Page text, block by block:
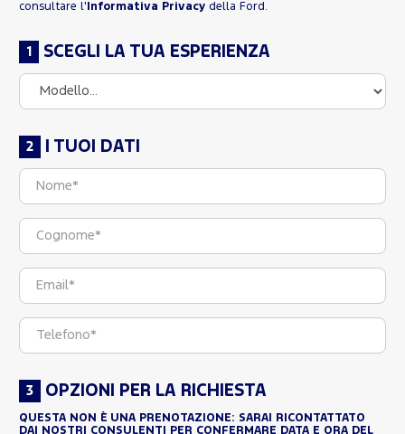
consultare l' Informativa Privacy della Ford.
SCEGLI LA TUA ESPERIENZA
I TUOI DATI
OPZIONI PER LA RICHIESTA
QUESTA NON È UNA PRENOTAZIONE: SARAI RICONTATTATO
DAI NOSTRI CONSULENTI PER CONFERMARE DATA E ORA DEL